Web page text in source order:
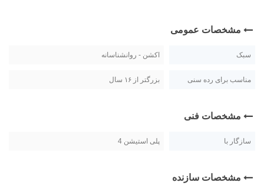
مشخصات عمومی
سبک اکشن - روانشناسانه
مناسب برای رده سنی بزرگتر از ۱۶ سال
مشخصات فنی
سازگار با پلی استیشن 4
مشخصات سازنده